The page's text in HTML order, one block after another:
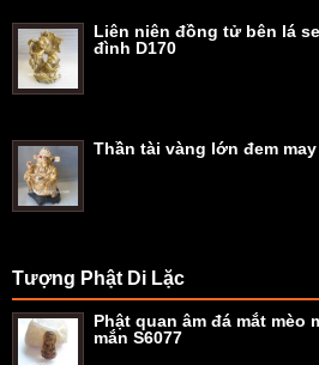
Liên niên đồng tử bên lá
đình D170
Thần tài vàng lớn đem
Tượng Phật Di Lặc
Phật quan âm đá mắt mèo
mắn S6077